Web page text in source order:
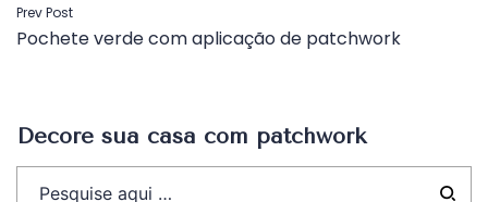
Navegação
de
Prev Post
Pochete verde com aplicação de patchwork
Decore sua casa com patchwork